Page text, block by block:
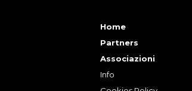
Home
Partners
Associazioni
Info